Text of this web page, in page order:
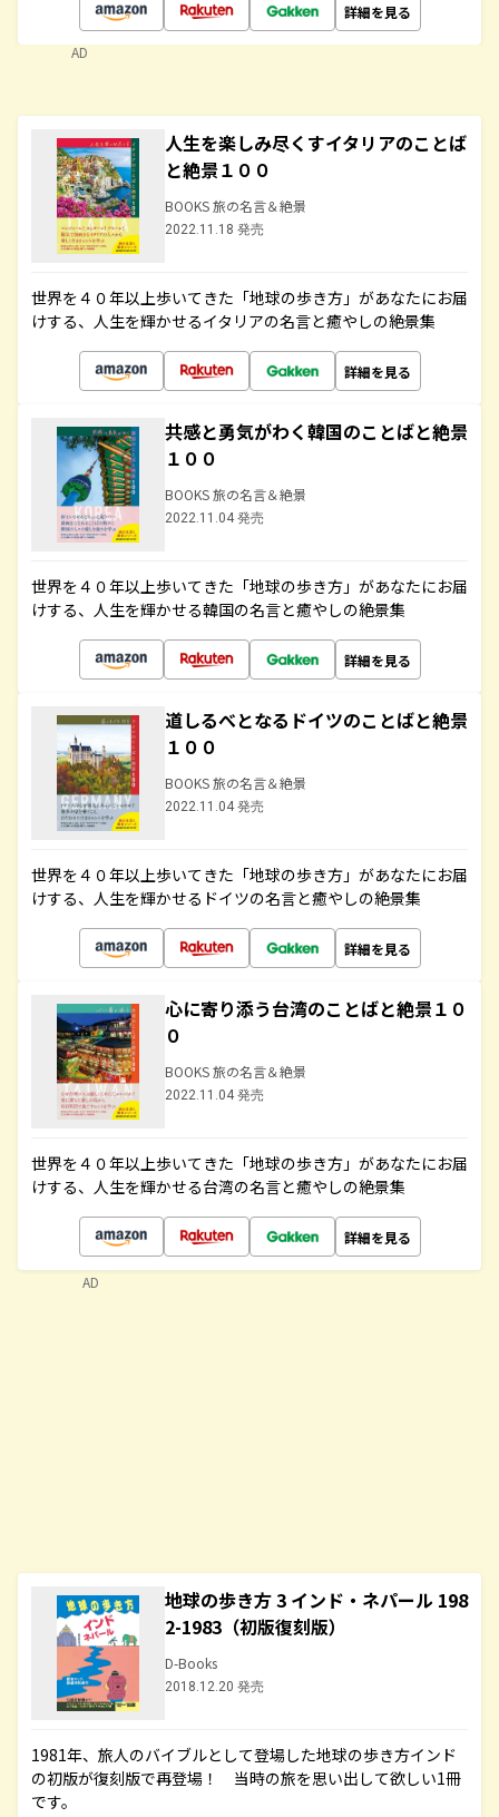
詳細を見る
AD
人生を楽しみ尽くすイタリアのことば
と絶景１００
BOOKS 旅の名言＆絶景
2022.11.18 発売
世界を４０年以上歩いてきた「地球の歩き方」があなたにお届
けする、人生を輝かせるイタリアの名言と癒やしの絶景集
詳細を見る
共感と勇気がわく韓国のことばと絶景
１００
BOOKS 旅の名言＆絶景
2022.11.04 発売
世界を４０年以上歩いてきた「地球の歩き方」があなたにお届
けする、人生を輝かせる韓国の名言と癒やしの絶景集
詳細を見る
道しるべとなるドイツのことばと絶景
１００
BOOKS 旅の名言＆絶景
2022.11.04 発売
世界を４０年以上歩いてきた「地球の歩き方」があなたにお届
けする、人生を輝かせるドイツの名言と癒やしの絶景集
詳細を見る
心に寄り添う台湾のことばと絶景１０
０
BOOKS 旅の名言＆絶景
2022.11.04 発売
世界を４０年以上歩いてきた「地球の歩き方」があなたにお届
けする、人生を輝かせる台湾の名言と癒やしの絶景集
詳細を見る
地球の歩き方 3 インド・ネパール 198
2-1983（初版復刻版）
D-Books
2018.12.20 発売
1981年、旅人のバイブルとして登場した地球の歩き方インド
の初版が復刻版で再登場！ 当時の旅を思い出して欲しい1冊
です。
AD